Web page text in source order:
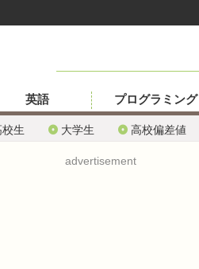
校生 大学生 高校偏差値
英語 プログラミング
advertisement